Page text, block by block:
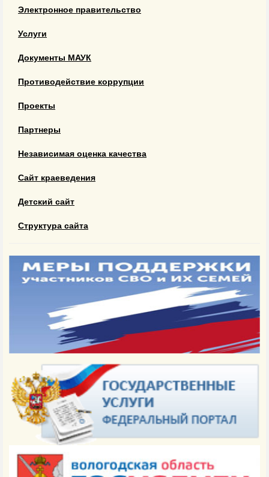
Электронное правительство
Услуги
Документы МАУК
Противодействие коррупции
Проекты
Партнеры
Независимая оценка качества
Сайт краеведения
Детский сайт
Структура сайта